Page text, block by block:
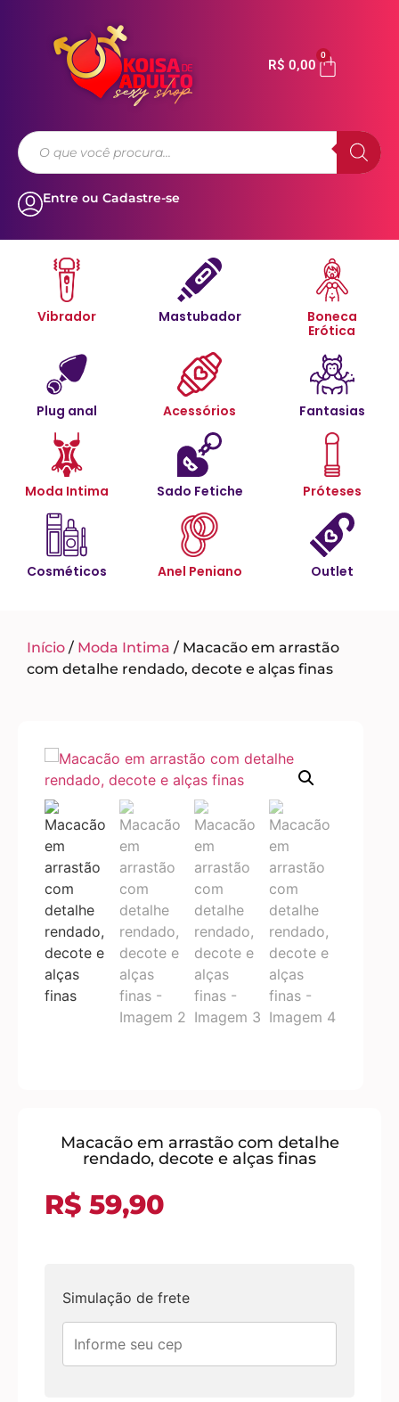
Entre ou Cadastre-se
R$ 0,00
0
Vibrador Mastubador
Boneca
Erótica
Plug anal Acessórios Fantasias
Moda Intima Sado Fetiche Próteses
Cosméticos Anel Peniano Outlet
Início / Moda Intima / Macacão em arrastão
com detalhe rendado, decote e alças finas
Macacão em arrastão com detalhe
rendado, decote e alças finas
R$ 59,90
Simulação de frete